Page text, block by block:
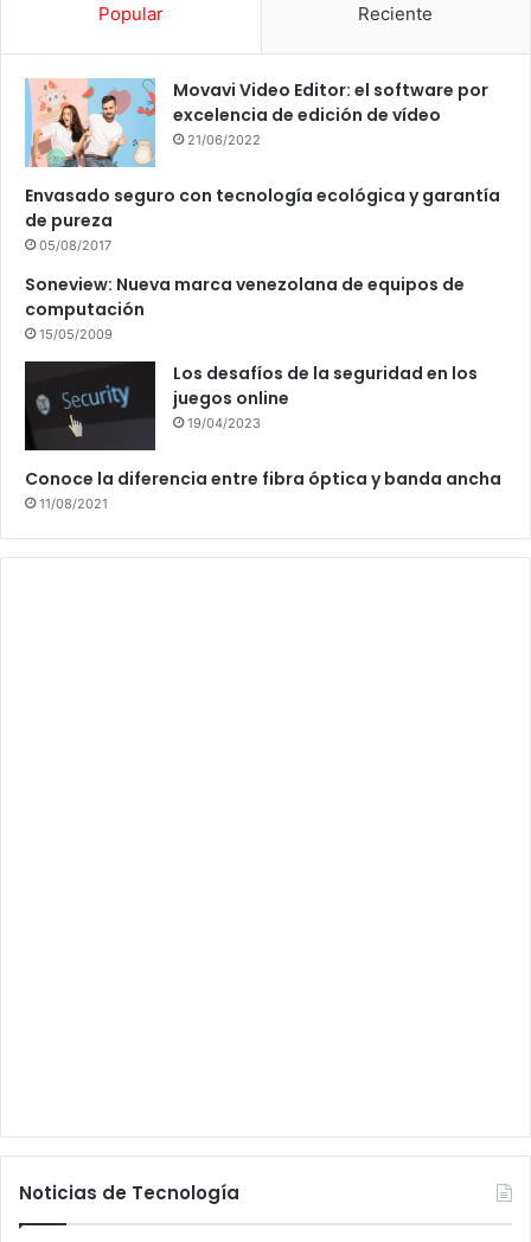
Popular Reciente
Movavi Video Editor: el software por
excelencia de edición de vídeo
21/06/2022
Envasado seguro con tecnología ecológica y garantía
de pureza
05/08/2017
Soneview: Nueva marca venezolana de equipos de
computación
15/05/2009
Los desafíos de la seguridad en los
juegos online
19/04/2023
Conoce la diferencia entre fibra óptica y banda ancha
11/08/2021
Noticias de Tecnología